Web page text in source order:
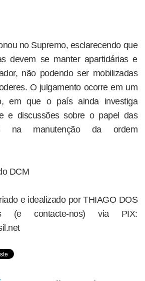
no Supremo, esclarecendo que
devem se manter apartidárias e
não podendo ser mobilizadas
O julgamento ocorre em um
em que o país ainda investiga
e discussões sobre o papel das
na manutenção da ordem
DCM
e idealizado por THIAGO DOS
(e contacte-nos) via PIX: